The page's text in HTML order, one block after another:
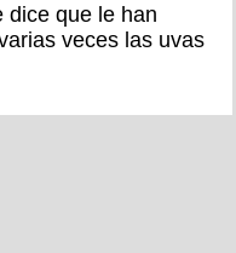
dice que le han
veces las uvas